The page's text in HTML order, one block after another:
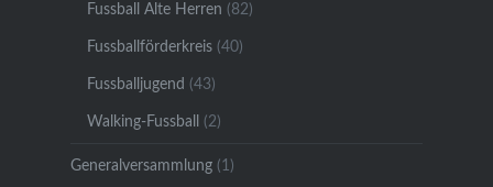
Fussball Alte Herren (82)
Fussballförderkreis(40)
Fussballjugend (43)
Walking-Fussball (2)
Generalversammlung(1)